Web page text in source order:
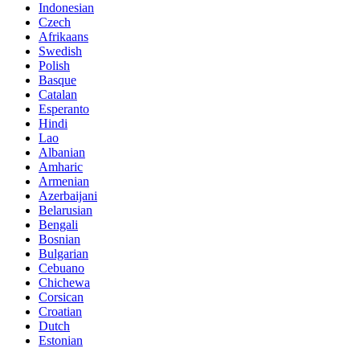
Indonesian
Czech
Afrikaans
Swedish
Polish
Basque
Catalan
Esperanto
Hindi
Lao
Albanian
Amharic
Armenian
Azerbaijani
Belarusian
Bengali
Bosnian
Bulgarian
Cebuano
Chichewa
Corsican
Croatian
Dutch
Estonian